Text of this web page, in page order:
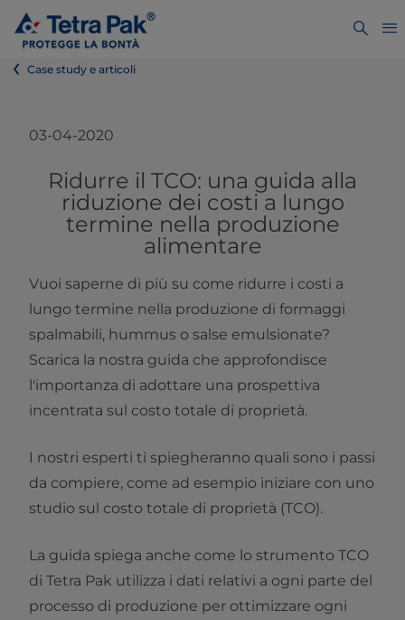
Case study e articoli
03-04-2020
Ridurre il TCO: una guida alla
riduzione dei costi a lungo
termine nella produzione
alimentare
Vuoi saperne di più su come ridurre i costi a
lungo termine nella produzione di formaggi
spalmabili, hummus o salse emulsionate?
Scarica la nostra guida che approfondisce
l'importanza di adottare una prospettiva
incentrata sul costo totale di proprietà.
I nostri esperti ti spiegheranno quali sono i passi
da compiere, come ad esempio iniziare con uno
studio sul costo totale di proprietà (TCO).
La guida spiega anche come lo strumento TCO
di Tetra Pak utilizza i dati relativi a ogni parte del
processo di produzione per ottimizzare ogni